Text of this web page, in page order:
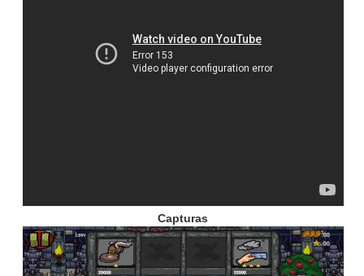
Capturas